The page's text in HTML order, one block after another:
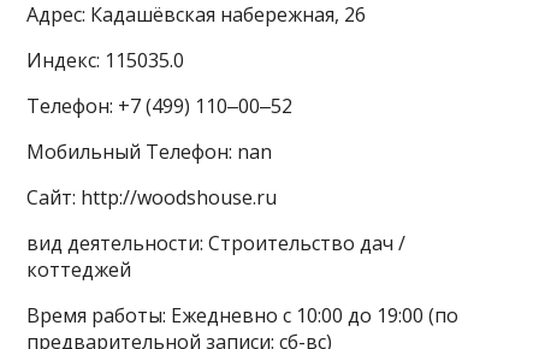
Адрес: Кадашёвская набережная, 26
Индекс: 115035.0
Телефон: +7 (499) 110‒00‒52
Мобильный Телефон: nan
Сайт: http://woodshouse.ru
вид деятельности: Строительство дач /
коттеджей
Время работы: Ежедневно с 10:00 до 19:00 (по
предварительной записи: сб-вс)